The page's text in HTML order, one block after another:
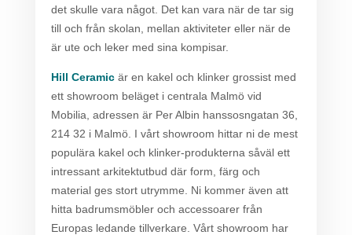
det skulle vara något. Det kan vara när de tar sig
till och från skolan, mellan aktiviteter eller när de
är ute och leker med sina kompisar.
Hill Ceramicär en kakel och klinker grossist med
ett showroom beläget i centrala Malmö vid
Mobilia, adressen är Per Albin hanssosngatan 36,
214 32 i Malmö. I vårt showroom hittar ni de mest
populära kakel och klinker-produkterna såväl ett
intressant arkitektutbud där form, färg och
material ges stort utrymme. Ni kommer även att
hitta badrumsmöbler och accessoarer från
Europas ledande tillverkare. Vårt showroom har